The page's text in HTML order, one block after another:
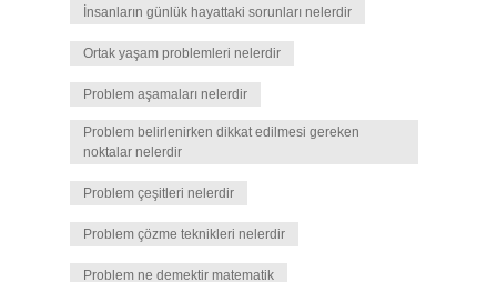
İnsanların günlük hayattaki sorunları nelerdir
Ortak yaşam problemleri nelerdir
Problem aşamaları nelerdir
Problem belirlenirken dikkat edilmesi gereken
noktalar nelerdir
Problem çeşitleri nelerdir
Problem çözme teknikleri nelerdir
Problem ne demektir matematik